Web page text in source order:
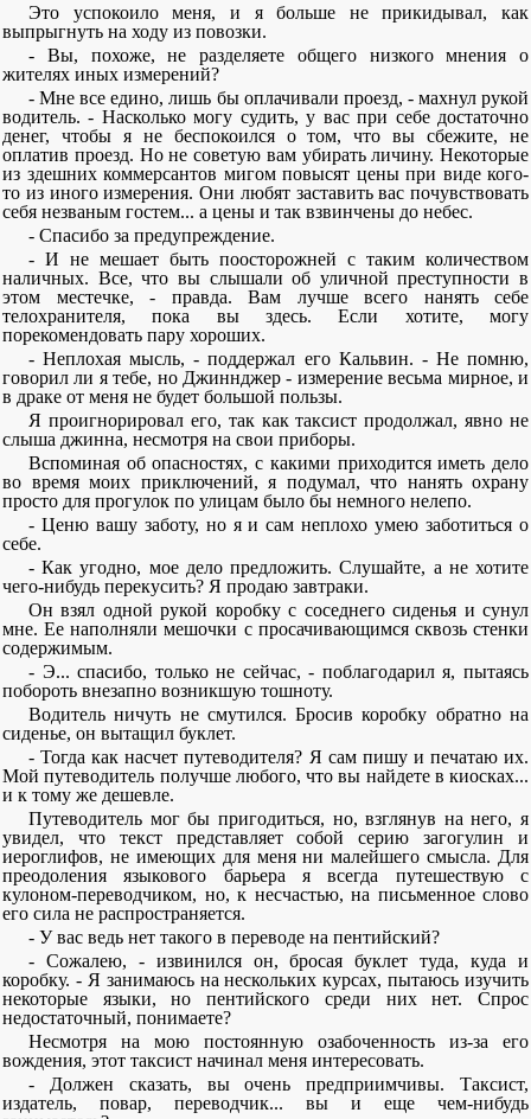
Это успокоило меня, и я больше не прикидывал, как
выпрыгнуть на ходу из повозки.
- Вы, похоже, не разделяете общего низкого мнения о
жителях иных измерений?
- Мне все едино, лишь бы оплачивали проезд, - махнул рукой
водитель. - Насколько могу судить, у вас при себе достаточно
денег, чтобы я не беспокоился о том, что вы сбежите, не
оплатив проезд. Но не советую вам убирать личину. Некоторые
из здешних коммерсантов мигом повысят цены при виде кого-
то из иного измерения. Они любят заставить вас почувствовать
себя незваным гостем... а цены и так взвинчены до небес.
- Спасибо за предупреждение.
- И не мешает быть поосторожней с таким количеством
наличных. Все, что вы слышали об уличной преступности в
этом местечке, - правда. Вам лучше всего нанять себе
телохранителя, пока вы здесь. Если хотите, могу
порекомендовать пару хороших.
- Неплохая мысль, - поддержал его Кальвин. - Не помню,
говорил ли я тебе, но Джиннджер - измерение весьма мирное, и
в драке от меня не будет большой пользы.
Я проигнорировал его, так как таксист продолжал, явно не
слыша джинна, несмотря на свои приборы.
Вспоминая об опасностях, с какими приходится иметь дело
во время моих приключений, я подумал, что нанять охрану
просто для прогулок по улицам было бы немного нелепо.
- Ценю вашу заботу, но я и сам неплохо умею заботиться о
себе.
- Как угодно, мое дело предложить. Слушайте, а не хотите
чего-нибудь перекусить? Я продаю завтраки.
Он взял одной рукой коробку с соседнего сиденья и сунул
мне. Ее наполняли мешочки с просачивающимся сквозь стенки
содержимым.
- Э... спасибо, только не сейчас, - поблагодарил я, пытаясь
побороть внезапно возникшую тошноту.
Водитель ничуть не смутился. Бросив коробку обратно на
сиденье, он вытащил буклет.
- Тогда как насчет путеводителя? Я сам пишу и печатаю их.
Мой путеводитель получше любого, что вы найдете в киосках...
и к тому же дешевле.
Путеводитель мог бы пригодиться, но, взглянув на него, я
увидел, что текст представляет собой серию загогулин и
иероглифов, не имеющих для меня ни малейшего смысла. Для
преодоления языкового барьера я всегда путешествую с
кулоном-переводчиком, но, к несчастью, на письменное слово
его сила не распространяется.
- У вас ведь нет такого в переводе на пентийский?
- Сожалею, - извинился он, бросая буклет туда, куда и
коробку. - Я занимаюсь на нескольких курсах, пытаюсь изучить
некоторые языки, но пентийского среди них нет. Спрос
недостаточный, понимаете?
Несмотря на мою постоянную озабоченность из-за его
вождения, этот таксист начинал меня интересовать.
- Должен сказать, вы очень предприимчивы. Таксист,
издатель, повар, переводчик... вы и еще чем-нибудь